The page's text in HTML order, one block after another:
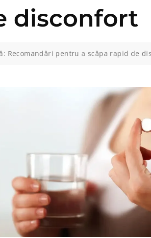
disconfort
Recomandări pentru a scăpa rapid de